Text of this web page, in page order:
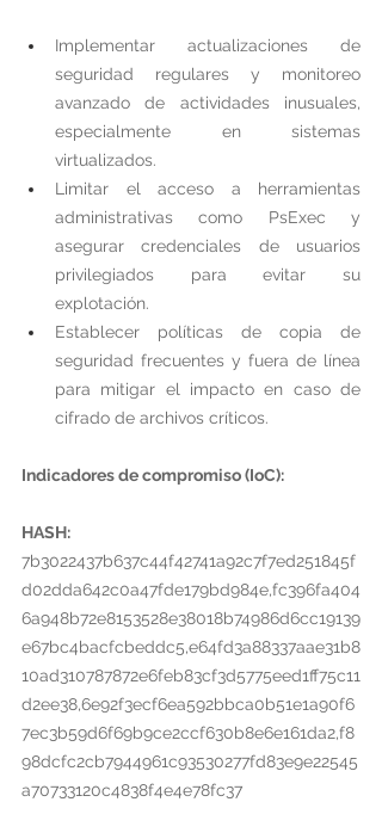
Implementar actualizaciones de
seguridad regulares y monitoreo
avanzado de actividades inusuales,
especialmente en sistemas
virtualizados.
Limitar el acceso a herramientas
administrativas como PsExec y
asegurar credenciales de usuarios
privilegiados para evitar su
explotación.
Establecer políticas de copia de
seguridad frecuentes y fuera de línea
para mitigar el impacto en caso de
cifrado de archivos críticos.
Indicadores de compromiso (IoC):
HASH:
7b3022437b637c44f42741a92c7f7ed251845f
d02dda642c0a47fde179bd984e,fc396fa404
6a948b72e8153528e38018b74986d6cc19139
e67bc4bacfcbeddc5,e64fd3a88337aae31b8
10ad310787872e6feb83cf3d5775eed1ff75c11
d2ee38,6e92f3ecf6ea592bbca0b51e1a90f6
7ec3b59d6f69b9ce2ccf630b8e6e161da2,f8
98dcfc2cb7944961c93530277fd83e9e22545
a70733120c4838f4e4e78fc37